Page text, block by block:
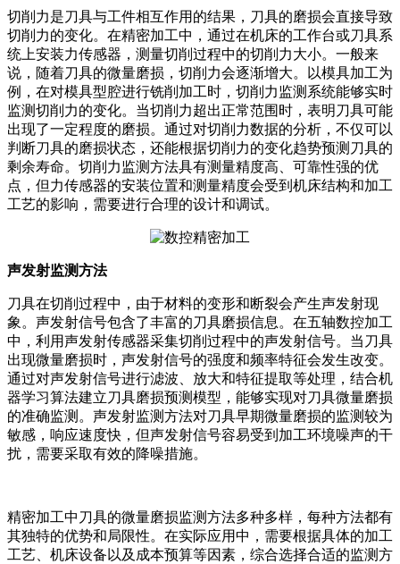
切削力是刀具与工件相互作用的结果，刀具的磨损会直接导致
切削力的变化。在精密加工中，通过在机床的工作台或刀具系
统上安装力传感器，测量切削过程中的切削力大小。一般来
说，随着刀具的微量磨损，切削力会逐渐增大。以模具加工为
例，在对模具型腔进行铣削加工时，切削力监测系统能够实时
监测切削力的变化。当切削力超出正常范围时，表明刀具可能
出现了一定程度的磨损。通过对切削力数据的分析，不仅可以
判断刀具的磨损状态，还能根据切削力的变化趋势预测刀具的
剩余寿命。切削力监测方法具有测量精度高、可靠性强的优
点，但力传感器的安装位置和测量精度会受到机床结构和加工
工艺的影响，需要进行合理的设计和调试。
声发射监测方法
刀具在切削过程中，由于材料的变形和断裂会产生声发射现
象。声发射信号包含了丰富的刀具磨损信息。在五轴数控加工
中，利用声发射传感器采集切削过程中的声发射信号。当刀具
出现微量磨损时，声发射信号的强度和频率特征会发生改变。
通过对声发射信号进行滤波、放大和特征提取等处理，结合机
器学习算法建立刀具磨损预测模型，能够实现对刀具微量磨损
的准确监测。声发射监测方法对刀具早期微量磨损的监测较为
敏感，响应速度快，但声发射信号容易受到加工环境噪声的干
扰，需要采取有效的降噪措施。
精密加工中刀具的微量磨损监测方法多种多样，每种方法都有
其独特的优势和局限性。在实际应用中，需要根据具体的加工
工艺、机床设备以及成本预算等因素，综合选择合适的监测方